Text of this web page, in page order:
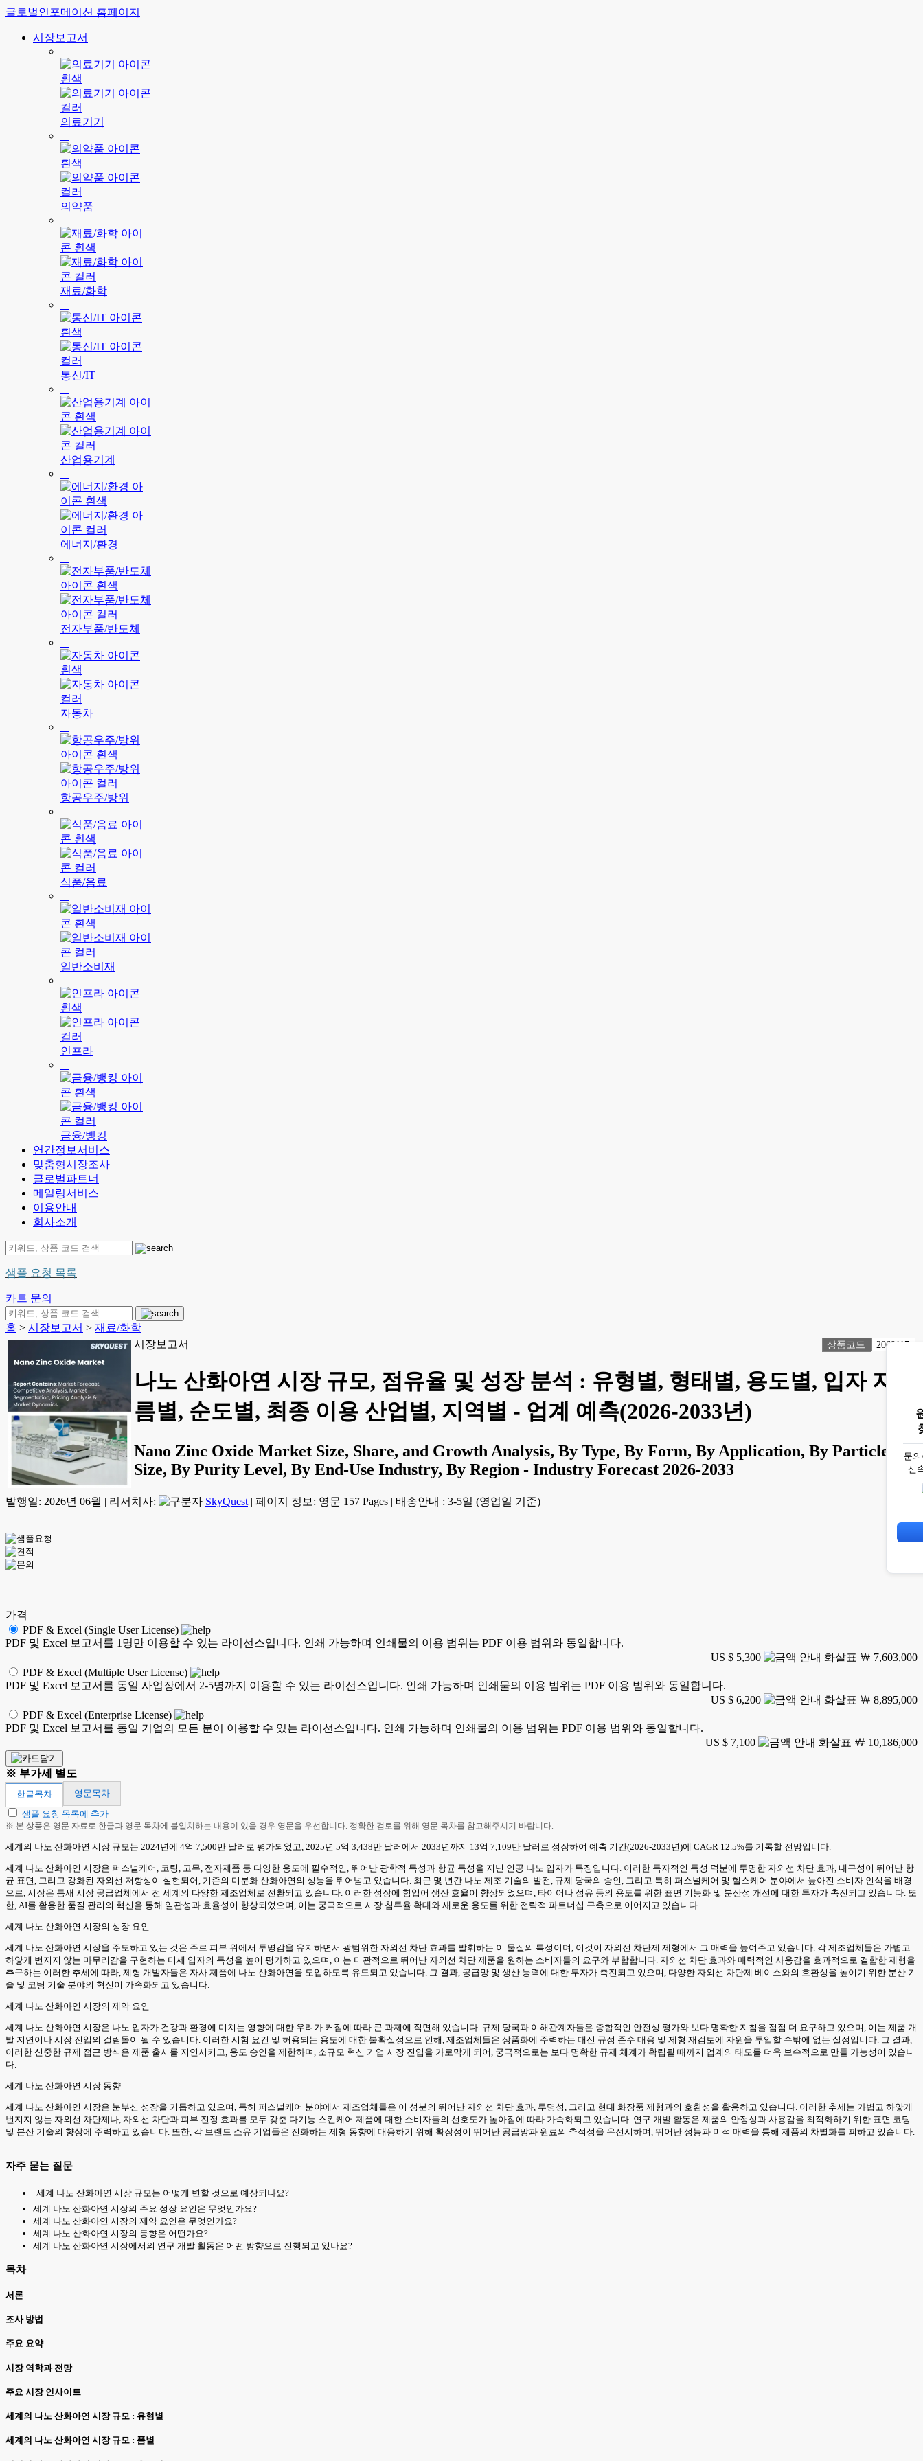
글로벌인포메이션 홈페이지
시장보고서
의료기기
의약품
재료/화학
통신/IT
산업용기계
에너지/환경
전자부품/반도체
자동차
항공우주/방위
식품/음료
일반소비재
인프라
금융/뱅킹
연간정보서비스
맞춤형시장조사
글로벌파트너
메일링서비스
이용안내
회사소개
샘플 요청 목록
카트 문의
홈 > 시장보고서 > 재료/화학
시장보고서
상품코드 2069117
나노 산화아연 시장 규모, 점유율 및 성장 분석 : 유형별, 형태별, 용도별, 입자 지
름별, 순도별, 최종 이용 산업별, 지역별 - 업계 예측(2026-2033년)
Nano Zinc Oxide Market Size, Share, and Growth Analysis, By Type, By Form, By Application, By Particle
Size, By Purity Level, By End-Use Industry, By Region - Industry Forecast 2026-2033
발행일: 2026년 06월 | 리서치사: SkyQuest | 페이지 정보: 영문 157 Pages | 배송안내 : 3-5일 (영업일 기준)
가격
PDF & Excel (Single User License)
PDF 및 Excel 보고서를 1명만 이용할 수 있는 라이선스입니다. 인쇄 가능하며 인쇄물의 이용 범위는 PDF 이용 범위와 동일합니다.
US $ 5,300
￦ 7,603,000
PDF & Excel (Multiple User License)
PDF 및 Excel 보고서를 동일 사업장에서 2-5명까지 이용할 수 있는 라이선스입니다. 인쇄 가능하며 인쇄물의 이용 범위는 PDF 이용 범위와 동일합니다.
US $ 6,200
￦ 8,895,000
PDF & Excel (Enterprise License)
PDF 및 Excel 보고서를 동일 기업의 모든 분이 이용할 수 있는 라이선스입니다. 인쇄 가능하며 인쇄물의 이용 범위는 PDF 이용 범위와 동일합니다.
US $ 7,100
￦ 10,186,000
※ 부가세 별도
한글목차
영문목차
샘플 요청 목록에 추가
※ 본 상품은 영문 자료로 한글과 영문 목차에 불일치하는 내용이 있을 경우 영문을 우선합니다. 정확한 검토를 위해 영문 목차를 참고해주시기 바랍니다.
세계의 나노 산화아연 시장 규모는 2024년에 4억 7,500만 달러로 평가되었고, 2025년 5억 3,438만 달러에서 2033년까지 13억 7,109만 달러로 성장하여 예측 기간(2026-2033년)에 CAGR 12.5%를 기록할 전망입니다.
세계 나노 산화아연 시장은 퍼스널케어, 코팅, 고무, 전자제품 등 다양한 용도에 필수적인, 뛰어난 광학적 특성과 항균 특성을 지닌 인공 나노 입자가 특징입니다. 이러한 독자적인 특성 덕분에 투명한 자외선 차단 효과, 내구성이 뛰어난 항
균 표면, 그리고 강화된 자외선 저항성이 실현되어, 기존의 미분화 산화아연의 성능을 뛰어넘고 있습니다. 최근 몇 년간 나노 제조 기술의 발전, 규제 당국의 승인, 그리고 특히 퍼스널케어 및 헬스케어 분야에서 높아진 소비자 인식을 배경
으로, 시장은 틈새 시장 공급업체에서 전 세계의 다양한 제조업체로 전환되고 있습니다. 이러한 성장에 힘입어 생산 효율이 향상되었으며, 타이어나 섬유 등의 용도를 위한 표면 기능화 및 분산성 개선에 대한 투자가 촉진되고 있습니다. 또
한, AI를 활용한 품질 관리의 혁신을 통해 일관성과 효율성이 향상되었으며, 이는 궁극적으로 시장 침투율 확대와 새로운 용도를 위한 전략적 파트너십 구축으로 이어지고 있습니다.
세계 나노 산화아연 시장의 성장 요인
세계 나노 산화아연 시장을 주도하고 있는 것은 주로 피부 위에서 투명감을 유지하면서 광범위한 자외선 차단 효과를 발휘하는 이 물질의 특성이며, 이것이 자외선 차단제 제형에서 그 매력을 높여주고 있습니다. 각 제조업체들은 가볍고
하얗게 번지지 않는 마무리감을 구현하는 미세 입자의 특성을 높이 평가하고 있으며, 이는 미관적으로 뛰어난 자외선 차단 제품을 원하는 소비자들의 요구와 부합합니다. 자외선 차단 효과와 매력적인 사용감을 효과적으로 결합한 제형을
추구하는 이러한 추세에 따라, 제형 개발자들은 자사 제품에 나노 산화아연을 도입하도록 유도되고 있습니다. 그 결과, 공급망 및 생산 능력에 대한 투자가 촉진되고 있으며, 다양한 자외선 차단제 베이스와의 호환성을 높이기 위한 분산 기
술 및 코팅 기술 분야의 혁신이 가속화되고 있습니다.
세계 나노 산화아연 시장의 제약 요인
세계 나노 산화아연 시장은 나노 입자가 건강과 환경에 미치는 영향에 대한 우려가 커짐에 따라 큰 과제에 직면해 있습니다. 규제 당국과 이해관계자들은 종합적인 안전성 평가와 보다 명확한 지침을 점점 더 요구하고 있으며, 이는 제품 개
발 지연이나 시장 진입의 걸림돌이 될 수 있습니다. 이러한 시험 요건 및 허용되는 용도에 대한 불확실성으로 인해, 제조업체들은 상품화에 주력하는 대신 규정 준수 대응 및 제형 재검토에 자원을 투입할 수밖에 없는 실정입니다. 그 결과,
이러한 신중한 규제 접근 방식은 제품 출시를 지연시키고, 용도 승인을 제한하며, 소규모 혁신 기업 시장 진입을 가로막게 되어, 궁극적으로는 보다 명확한 규제 체계가 확립될 때까지 업계의 태도를 더욱 보수적으로 만들 가능성이 있습니
다.
세계 나노 산화아연 시장 동향
세계 나노 산화아연 시장은 눈부신 성장을 거듭하고 있으며, 특히 퍼스널케어 분야에서 제조업체들은 이 성분의 뛰어난 자외선 차단 효과, 투명성, 그리고 현대 화장품 제형과의 호환성을 활용하고 있습니다. 이러한 추세는 가볍고 하얗게
번지지 않는 자외선 차단제나, 자외선 차단과 피부 진정 효과를 모두 갖춘 다기능 스킨케어 제품에 대한 소비자들의 선호도가 높아짐에 따라 가속화되고 있습니다. 연구 개발 활동은 제품의 안정성과 사용감을 최적화하기 위한 표면 코팅
및 분산 기술의 향상에 주력하고 있습니다. 또한, 각 브랜드 소유 기업들은 진화하는 제형 동향에 대응하기 위해 확장성이 뛰어난 공급망과 원료의 추적성을 우선시하며, 뛰어난 성능과 미적 매력을 통해 제품의 차별화를 꾀하고 있습니다.
자주 묻는 질문
세계 나노 산화아연 시장 규모는 어떻게 변할 것으로 예상되나요?
세계 나노 산화아연 시장의 주요 성장 요인은 무엇인가요?
세계 나노 산화아연 시장의 제약 요인은 무엇인가요?
세계 나노 산화아연 시장의 동향은 어떤가요?
세계 나노 산화아연 시장에서의 연구 개발 활동은 어떤 방향으로 진행되고 있나요?
목차
서론
조사 방법
주요 요약
시장 역학과 전망
주요 시장 인사이트
세계의 나노 산화아연 시장 규모 : 유형별
세계의 나노 산화아연 시장 규모 : 폼별
문
신